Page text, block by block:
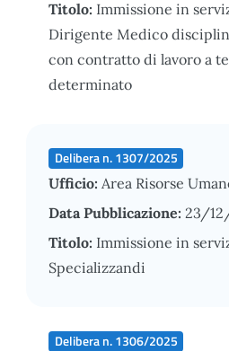
Titolo: Immissione in
Dirigente Medico
con contratto di lavoro a
determinato
Delibera n. 1307/2025
Ufficio: Area Risorse
Data Pubblicazione: 23/
Titolo: Immissione in
Specializzandi
Delibera n. 1306/2025